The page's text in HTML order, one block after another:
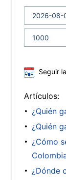
Seguir
Artículos:
¿Quién
¿Quién
¿Cómo
¿Dónde